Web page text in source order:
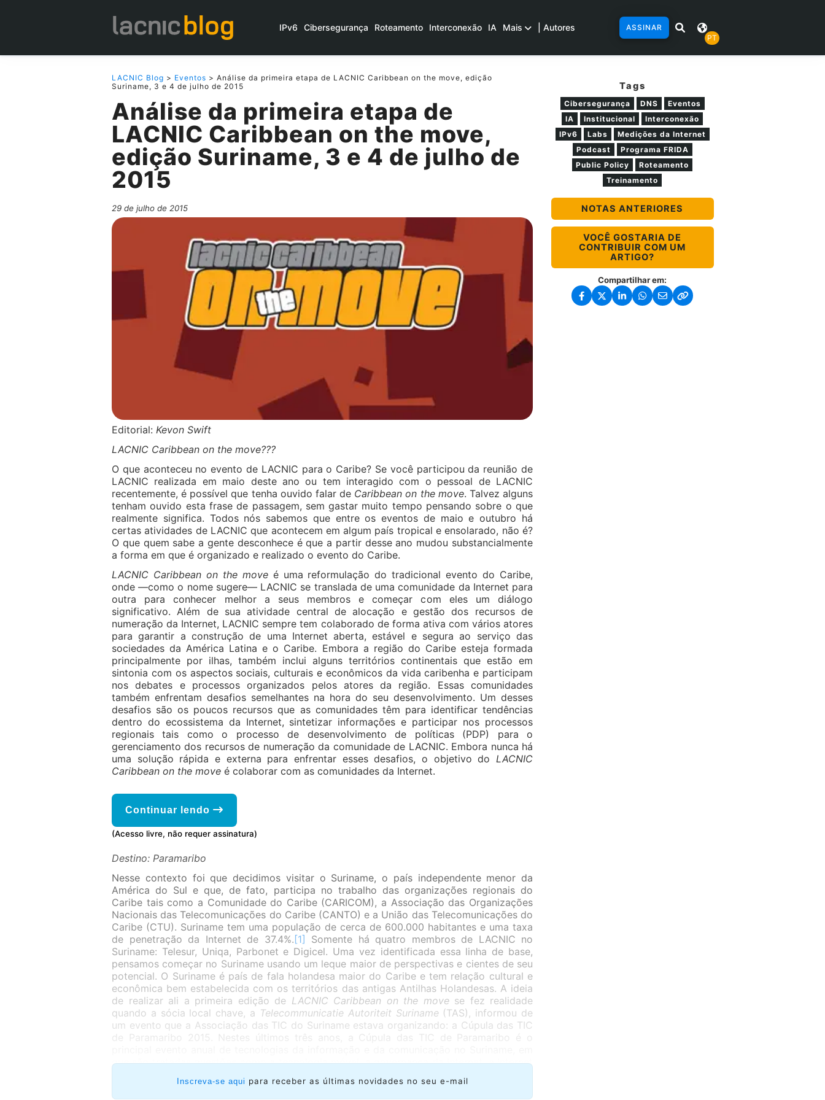
IPv6 Cibersegurança Roteamento Interconexão IA Mais | Autores
ASSINAR
PT
LACNIC Blog > Eventos > Análise da primeira etapa de LACNIC Caribbean on the move, edição
Suriname, 3 e 4 de julho de 2015
Análise da primeira etapa de
LACNIC Caribbean on the move,
edição Suriname, 3 e 4 de julho de
2015
29 de julho de 2015
Editorial: Kevon Swift
LACNIC Caribbean on the move???
O que aconteceu no evento de LACNIC para o Caribe? Se você participou da reunião de
LACNIC realizada em maio deste ano ou tem interagido com o pessoal de LACNIC
recentemente, é possível que tenha ouvido falar de Caribbean on the move. Talvez alguns
tenham ouvido esta frase de passagem, sem gastar muito tempo pensando sobre o que
realmente significa. Todos nós sabemos que entre os eventos de maio e outubro há
certas atividades de LACNIC que acontecem em algum país tropical e ensolarado, não é?
O que quem sabe a gente desconhece é que a partir desse ano mudou substancialmente
a forma em que é organizado e realizado o evento do Caribe.
LACNIC Caribbean on the moveé uma reformulação do tradicional evento do Caribe,
onde —como o nome sugere— LACNIC se translada de uma comunidade da Internet para
outra para conhecer melhor a seus membros e começar com eles um diálogo
significativo. Além de sua atividade central de alocação e gestão dos recursos de
numeração da Internet, LACNIC sempre tem colaborado de forma ativa com vários atores
para garantir a construção de uma Internet aberta, estável e segura ao serviço das
sociedades da América Latina e o Caribe. Embora a região do Caribe esteja formada
principalmente por ilhas, também inclui alguns territórios continentais que estão em
sintonia com os aspectos sociais, culturais e econômicos da vida caribenha e participam
nos debates e processos organizados pelos atores da região. Essas comunidades
também enfrentam desafios semelhantes na hora do seu desenvolvimento. Um desses
desafios são os poucos recursos que as comunidades têm para identificar tendências
dentro do ecossistema da Internet, sintetizar informações e participar nos processos
regionais tais como o processo de desenvolvimento de políticas (PDP) para o
gerenciamento dos recursos de numeração da comunidade de LACNIC. Embora nunca há
uma solução rápida e externa para enfrentar esses desafios, o objetivo do LACNIC
Caribbean on the move é colaborar com as comunidades da Internet.
Continuar lendo
(Acesso livre, não requer assinatura)
Destino: Paramaribo
Nesse contexto foi que decidimos visitar o Suriname, o país independente menor da
América do Sul e que, de fato, participa no trabalho das organizações regionais do
Caribe tais como a Comunidade do Caribe (CARICOM), a Associação das Organizações
Nacionais das Telecomunicações do Caribe (CANTO) e a União das Telecomunicações do
Caribe (CTU). Suriname tem uma população de cerca de 600.000 habitantes e uma taxa
de penetração da Internet de 37.4%. [1]
Somente há quatro membros de LACNIC no
Suriname: Telesur, Uniqa, Parbonet e Digicel. Uma vez identificada essa linha de base,
pensamos começar no Suriname usando um leque maior de perspectivas e cientes de seu
potencial. O Suriname é país de fala holandesa maior do Caribe e tem relação cultural e
econômica bem estabelecida com os territórios das antigas Antilhas Holandesas. A ideia
de realizar ali a primeira edição de LACNIC Caribbean on the movese fez realidade
quando a sócia local chave, a Telecommunicatie Autoriteit Suriname (TAS), informou de
um evento que a Associação das TIC do Suriname estava organizando: a Cúpula das TIC
de Paramaribo 2015. Nestes últimos três anos, a Cúpula das TIC de Paramaribo é o
que são tratadas questões como a tecnologia móvel, a governança da Internet, a Internet
das coisas, a nuvem, os meios sociais e a segurança. Participam palestrantes de destaque
de vários países como os Países Baixos, Curaçao, Colômbia, Costa Rica, Trinidad e
Inscreva-se aqui para receber as últimas novidades no seu e-mail
Tags
Cibersegurança DNS
Eventos
IA
Institucional
Interconexão
IPv6
Labs
Medições da Internet
Podcast
Programa FRIDA
Public Policy
Roteamento
Treinamento
NOTAS ANTERIORES
VOCÊ GOSTARIA DE
CONTRIBUIR COM UM
ARTIGO?
Compartilhar em: